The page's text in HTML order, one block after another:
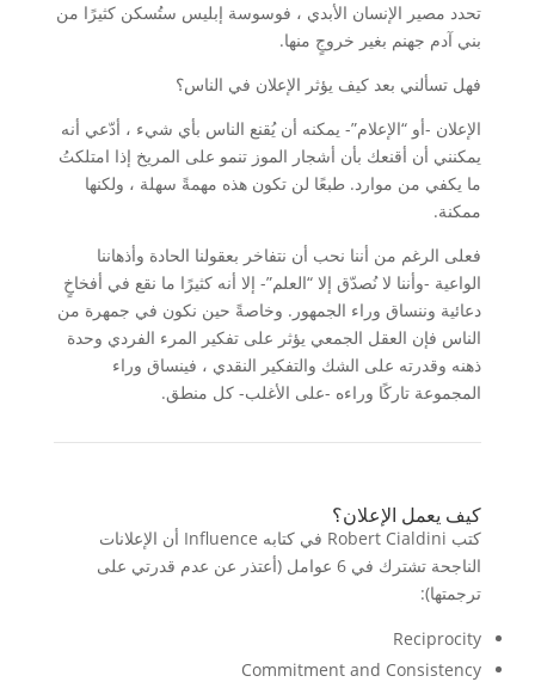
تحدد مصير الإنسان الأبدي ، فوسوسة إبليس ستُسكن كثيرًا من
بني آدم جهنم بغير خروجٍ منها.
فهل تسألني بعد كيف يؤثر الإعلان في الناس؟
الإعلان -أو “الإعلام”- يمكنه أن يُقنع الناس بأي شيء ، أدّعي أنه
يمكنني أن أقنعك بأن أشجار الموز تنمو على المريخ إذا امتلكتُ
ما يكفي من موارد. طبعًا لن تكون هذه مهمةً سهلة ، ولكنها
ممكنة.
فعلى الرغم من أننا نحب أن نتفاخر بعقولنا الحادة وأذهاننا
الواعية -وأننا لا نُصدّق إلا “العلم”- إلا أنه كثيرًا ما نقع في أفخاخٍ
دعائية وننساق وراء الجمهور. وخاصةً حين نكون في جمهرة من
الناس فإن العقل الجمعي يؤثر على تفكير المرء الفردي وحدة
ذهنه وقدرته على الشك والتفكير النقدي ، فينساق وراء
المجموعة تاركًا وراءه -على الأغلب- كل منطق.
كيف يعمل الإعلان؟
كتب Robert Cialdini في كتابه Influence أن الإعلانات
الناجحة تشترك في 6 عوامل (أعتذر عن عدم قدرتي على
ترجمتها):
Reciprocity
Commitment and Consistency